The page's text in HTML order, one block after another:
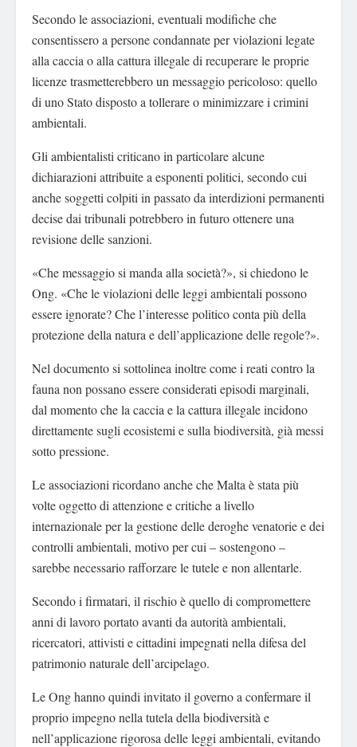
Secondo le associazioni, eventuali modifiche che
consentissero a persone condannate per violazioni legate
alla caccia o alla cattura illegale di recuperare le proprie
licenze trasmetterebbero un messaggio pericoloso: quello
di uno Stato disposto a tollerare o minimizzare i crimini
ambientali.
Gli ambientalisti criticano in particolare alcune
dichiarazioni attribuite a esponenti politici, secondo cui
anche soggetti colpiti in passato da interdizioni permanenti
decise dai tribunali potrebbero in futuro ottenere una
revisione delle sanzioni.
«Che messaggio si manda alla società?», si chiedono le
Ong. «Che le violazioni delle leggi ambientali possono
essere ignorate? Che l’interesse politico conta più della
protezione della natura e dell’applicazione delle regole?».
Nel documento si sottolinea inoltre come i reati contro la
fauna non possano essere considerati episodi marginali,
dal momento che la caccia e la cattura illegale incidono
direttamente sugli ecosistemi e sulla biodiversità, già messi
sotto pressione.
Le associazioni ricordano anche che Malta è stata più
volte oggetto di attenzione e critiche a livello
internazionale per la gestione delle deroghe venatorie e dei
controlli ambientali, motivo per cui – sostengono –
sarebbe necessario rafforzare le tutele e non allentarle.
Secondo i firmatari, il rischio è quello di compromettere
anni di lavoro portato avanti da autorità ambientali,
ricercatori, attivisti e cittadini impegnati nella difesa del
patrimonio naturale dell’arcipelago.
Le Ong hanno quindi invitato il governo a confermare il
proprio impegno nella tutela della biodiversità e
nell’applicazione rigorosa delle leggi ambientali, evitando